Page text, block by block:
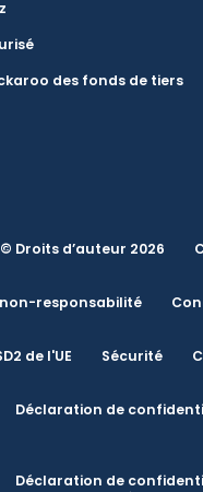
des fonds de tiers
© Droits d’auteur 2026
responsabilité
de l'UE Sécurité
Déclaration de
Déclaration de